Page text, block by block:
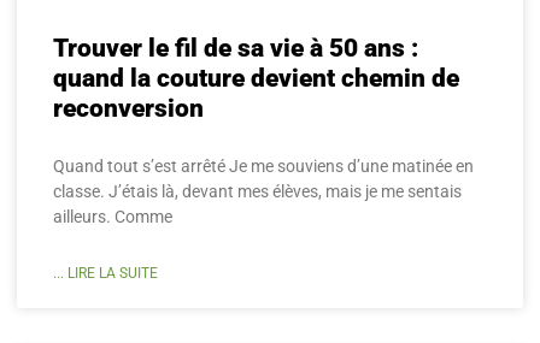
Trouver le fil de sa vie à 50 ans :
quand la couture devient chemin de
reconversion
Quand tout s’est arrêté Je me souviens d’une matinée en
classe. J’étais là, devant mes élèves, mais je me sentais
ailleurs. Comme
... LIRE LA SUITE